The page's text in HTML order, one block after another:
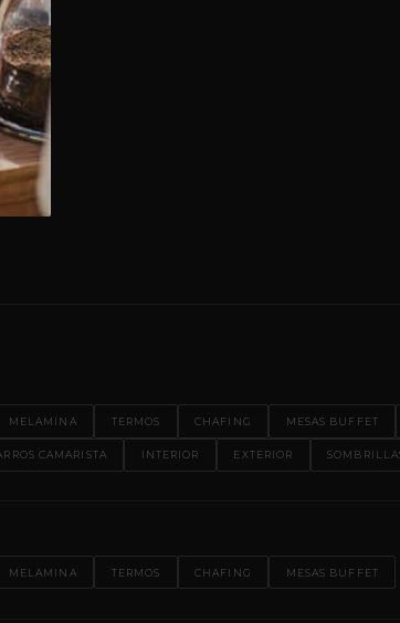
MELAMINA TERMOS CHAFING MESAS BUFFET
CAMARISTA INTERIOR EXTERIOR
MELAMINA TERMOS CHAFING MESAS BUFFET